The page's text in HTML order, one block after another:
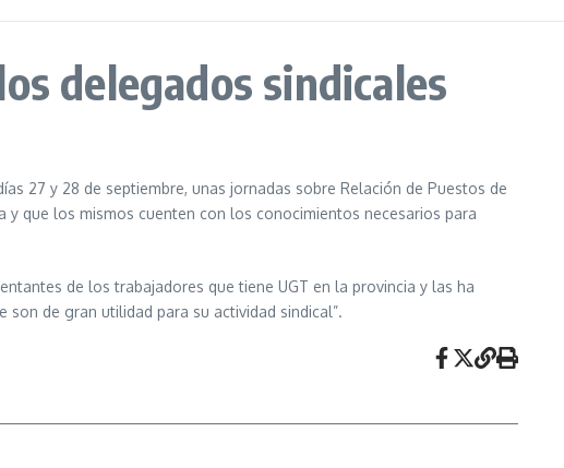
delegados sindicales
27 y 28 de septiembre, unas jornadas sobre Relación de Puestos de
que los mismos cuenten con los conocimientos necesarios para
de los trabajadores que tiene UGT en la provincia y las ha
de gran utilidad para su actividad sindical”.